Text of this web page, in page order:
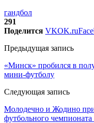
гандбол
291
Поделится VKOK.ru
Предыдущая запись
«Минск» пробился в
мини-футболу
Следующая запись
Молодечно и Жодино
футбольного чемпионата